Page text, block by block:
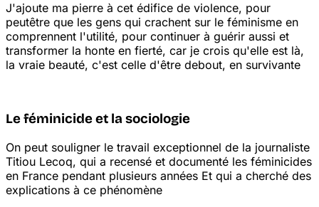
J'ajoute ma pierre à cet édifice de violence, pour
peutêtre que les gens qui crachent sur le féminisme en
comprennent l'utilité, pour continuer à guérir aussi et
transformer la honte en fierté, car je crois qu'elle est là,
la vraie beauté, c'est celle d'être debout, en survivante
Le féminicide et la sociologie
On peut souligner le travail exceptionnel de la journaliste
Titiou Lecoq, qui a recensé et documenté les féminicides
en France pendant plusieurs années Et qui a cherché des
explications à ce phénomène